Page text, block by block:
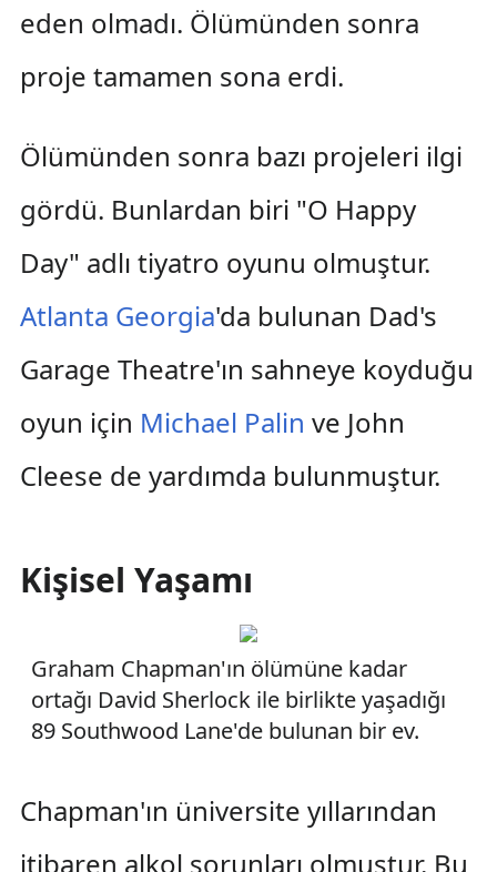
eden olmadı. Ölümünden sonra
proje tamamen sona erdi.
Ölümünden sonra bazı projeleri ilgi
gördü. Bunlardan biri "O Happy
Day" adlı tiyatro oyunu olmuştur.
Atlanta Georgia'da bulunan Dad's
Garage Theatre'ın sahneye koyduğu
oyun için Michael Palin ve John
Cleese de yardımda bulunmuştur.
Kişisel Yaşamı
Graham Chapman'ın ölümüne kadar
ortağı David Sherlock ile birlikte yaşadığı
89 Southwood Lane'de bulunan bir ev.
Chapman'ın üniversite yıllarından
itibaren alkol sorunları olmuştur. Bu